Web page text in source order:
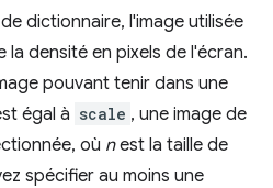
dictionnaire, l'image utilisée
densité en pixels de l'écran.
pouvant tenir dans une
égal à scale , une image de
où nest la taille de
spécifier au moins une